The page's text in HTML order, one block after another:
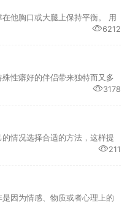
他胸口或大腿上保持平衡。 用
6212
性癖好的伴侣带来独特而又多
3178
情况选择合适的方法，这样提
211
因为情感、物质或者心理上的